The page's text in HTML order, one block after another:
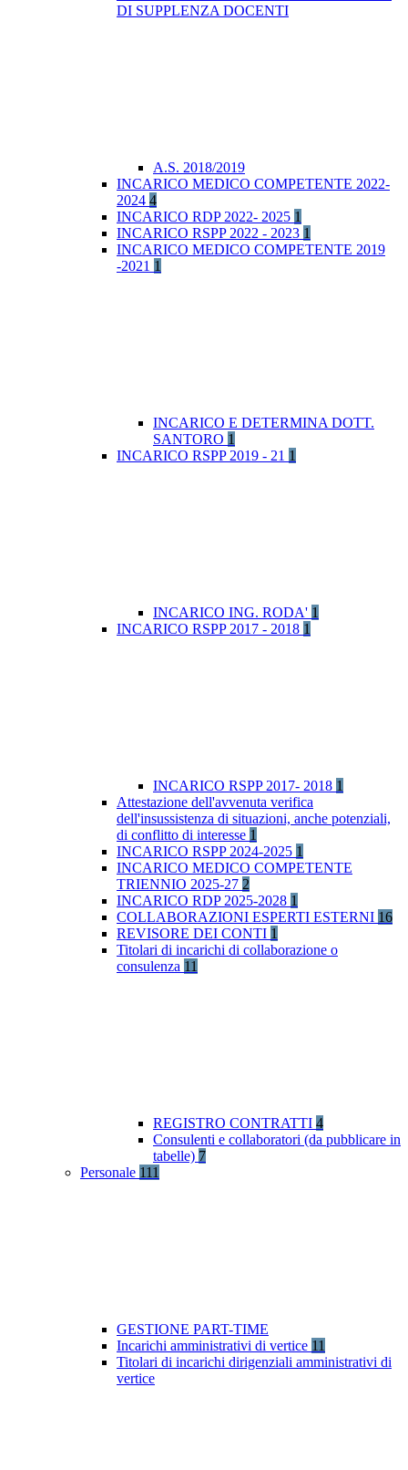
DI SUPPLENZA DOCENTI
A.S. 2018/2019
INCARICO MEDICO COMPETENTE 2022-
2024 4
INCARICO RDP 2022- 2025 1
INCARICO RSPP 2022 - 2023 1
INCARICO MEDICO COMPETENTE 2019
-2021 1
INCARICO E DETERMINA DOTT.
SANTORO 1
INCARICO RSPP 2019 - 21 1
INCARICO ING. RODA' 1
INCARICO RSPP 2017 - 2018 1
INCARICO RSPP 2017- 2018 1
Attestazione dell'avvenuta verifica
dell'insussistenza di situazioni, anche potenziali,
di conflitto di interesse 1
INCARICO RSPP 2024-2025 1
INCARICO MEDICO COMPETENTE
TRIENNIO 2025-27 2
INCARICO RDP 2025-2028 1
COLLABORAZIONI ESPERTI ESTERNI 16
REVISORE DEI CONTI 1
Titolari di incarichi di collaborazione o
consulenza 11
REGISTRO CONTRATTI 4
Consulenti e collaboratori (da pubblicare in
tabelle) 7
Personale 111
GESTIONE PART-TIME
Incarichi amministrativi di vertice 11
Titolari di incarichi dirigenziali amministrativi di
vertice